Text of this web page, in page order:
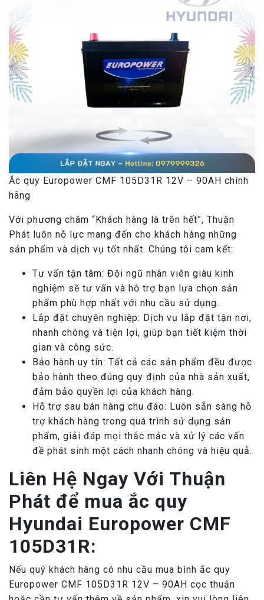
Ắc quy Europower CMF 105D31R 12V – 90AH chính
hãng
Với phương châm “Khách hàng là trên hết”, Thuận
Phát luôn nỗ lực mang đến cho khách hàng những
sản phẩm và dịch vụ tốt nhất. Chúng tôi cam kết:
Tư vấn tận tâm: Đội ngũ nhân viên giàu kinh
nghiệm sẽ tư vấn và hỗ trợ bạn lựa chọn sản
phẩm phù hợp nhất với nhu cầu sử dụng.
Lắp đặt chuyên nghiệp: Dịch vụ lắp đặt tận nơi,
nhanh chóng và tiện lợi, giúp bạn tiết kiệm thời
gian và công sức.
Bảo hành uy tín: Tất cả các sản phẩm đều được
bảo hành theo đúng quy định của nhà sản xuất,
đảm bảo quyền lợi của khách hàng.
Hỗ trợ sau bán hàng chu đáo: Luôn sẵn sàng hỗ
trợ khách hàng trong quá trình sử dụng sản
phẩm, giải đáp mọi thắc mắc và xử lý các vấn
đề phát sinh một cách nhanh chóng và hiệu quả.
Liên Hệ Ngay Với Thuận
Phát để mua ắc quy
Hyundai Europower CMF
105D31R:
Nếu quý khách hàng có nhu cầu mua bình ắc quy
Europower CMF 105D31R 12V – 90AH cọc thuận